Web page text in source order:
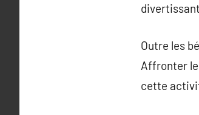
Outre les
Affronter
cette